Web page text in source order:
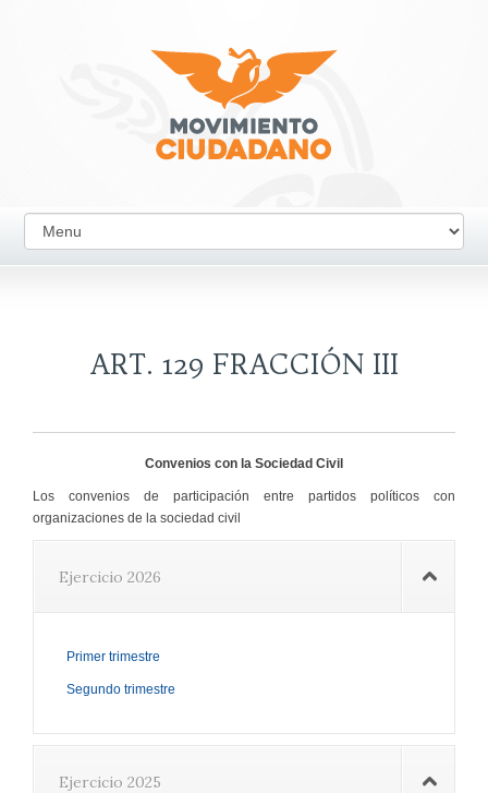
ART. 129 FRACCIÓN III
Convenios con la Sociedad Civil
Los convenios de participación entre partidos políticos con
organizaciones de la sociedad civil
Ejercicio 2026
Primer trimestre
Segundo trimestre
Ejercicio 2025